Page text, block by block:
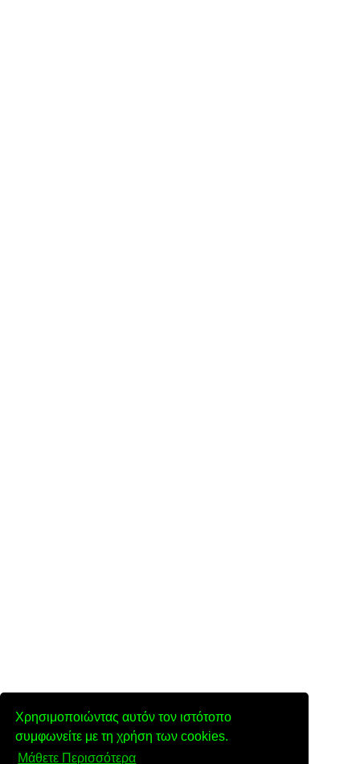
Χρησιμοποιώντας αυτόν τον ιστότοπο
συμφωνείτε με τη χρήση των cookies.
Μάθετε Περισσότερα